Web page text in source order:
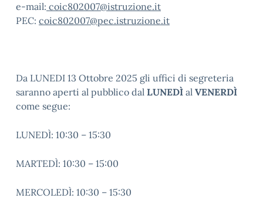
e-mail: coic802007@istruzione.it
PEC: coic802007@pec.istruzione.it
Da LUNEDI 13 Ottobre 2025 gli uffici di segreteria
saranno aperti al pubblico dal LUNEDÌ al VENERDÌ
come segue:
LUNEDÌ: 10:30 – 15:30
MARTEDÌ: 10:30 – 15:00
MERCOLEDÌ: 10:30 – 15:30